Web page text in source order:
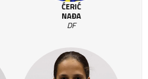
ĆERIĆ
NAĐA
DF